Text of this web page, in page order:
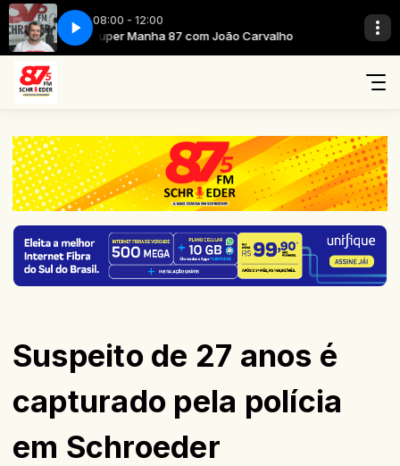
08:00 - 12:00
Super Manha 87 com João Carvalho
Suspeito de 27 anos é
capturado pela polícia
em Schroeder